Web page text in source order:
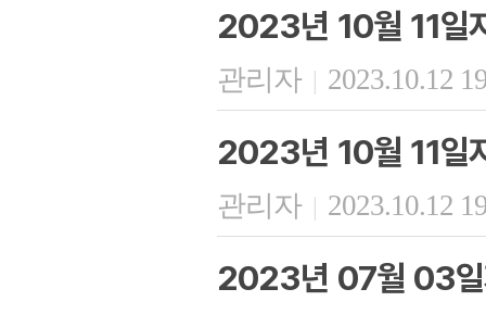
2023년 10월 11일
관리자 | 2023.10.12
2023년 10월 11일
관리자 | 2023.10.12
2023년 07월 03일